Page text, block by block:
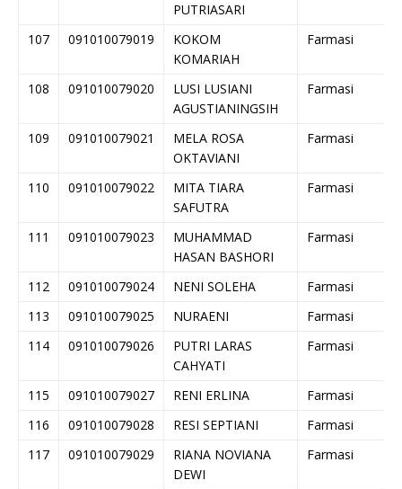
PUTRIASARI
107 091010079019
KOKOM
KOMARIAH
Farmasi
108 091010079020
LUSI LUSIANI
AGUSTIANINGSIH
Farmasi
109 091010079021
MELA ROSA
OKTAVIANI
Farmasi
110 091010079022
MITA TIARA
SAFUTRA
Farmasi
111 091010079023
MUHAMMAD
HASAN BASHORI
Farmasi
112 091010079024 NENI SOLEHA
Farmasi
113
091010079025 NURAENI
Farmasi
114
091010079026
PUTRI LARAS
CAHYATI
Farmasi
115 091010079027 RENI ERLINA
Farmasi
116
091010079028 RESI SEPTIANI
Farmasi
117
091010079029
RIANA NOVIANA
DEWI
Farmasi